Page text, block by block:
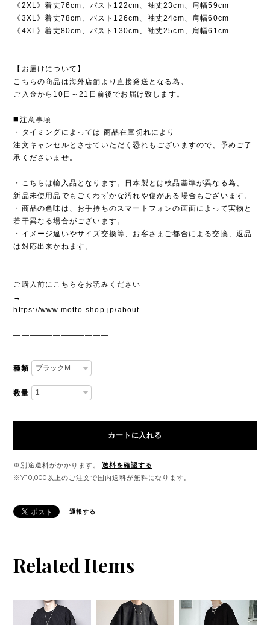
《2XL》着丈76cm、バスト122cm、袖丈23cm、肩幅59cm
《3XL》着丈78cm、バスト126cm、袖丈24cm、肩幅60cm
《4XL》着丈80cm、バスト130cm、袖丈25cm、肩幅61cm
【お届けについて】
こちらの商品は海外店舗より直接発送となる為、
ご入金から10日～21日前後でお届け致します。
◼️注意事項
・タイミングによっては 商品在庫切れにより
注文キャンセルとさせていただく恐れもございますので、予めご了
承くださいませ。
・こちらは輸入品となります。日本製とは検品基準が異なる為、
新品未使用品でもごくわずかな汚れや傷がある場合もございます。
・商品の色味は、お手持ちのスマートフォンの画面によって実物と
若干異なる場合がございます。
・イメージ違いやサイズ交換等、お客さまご都合による交換、返品
は対応出来かねます。
————————————
ご購入前にこちらをお読みください
→
https://www.motto-shop.jp/about
————————————
種類
数量
カートに入れる
※別途送料がかかります。
送料を確認する
※¥10,000以上のご注文で国内送料が無料になります。
通報する
Related Items